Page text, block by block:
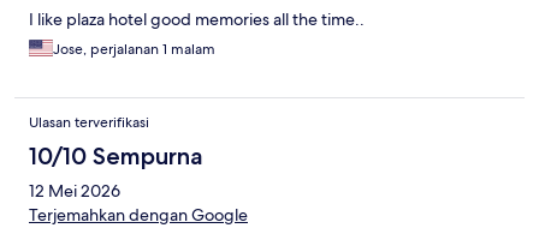
I like plaza hotel good memories all the time..
Jose, perjalanan 1 malam
Ulasan terverifikasi
10/10 Sempurna
12 Mei 2026
Terjemahkan dengan Google